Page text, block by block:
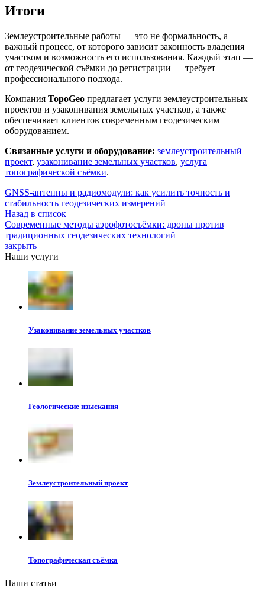
Итоги
Землеустроительные работы — это не формальность, а
важный процесс, от которого зависит законность владения
участком и возможность его использования. Каждый этап —
от геодезической съёмки до регистрации — требует
профессионального подхода.
Компания TopoGeo предлагает услуги землеустроительных
проектов и узаконивания земельных участков, а также
обеспечивает клиентов современным геодезическим
оборудованием.
Связанные услуги и оборудование: землеустроительный
проект, узаконивание земельных участков, услуга
топографической съёмки.
GNSS-антенны и радиомодули: как усилить точность и
стабильность геодезических измерений
Назад в список
Современные методы аэрофотосъёмки: дроны против
традиционных геодезических технологий
закрыть
Наши услуги
Узаконивание земельных участков
Геологические изыскания
Землеустроительный проект
Топографическая съёмка
Наши статьи